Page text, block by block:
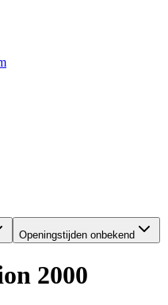
Openingstijden onbekend
2000